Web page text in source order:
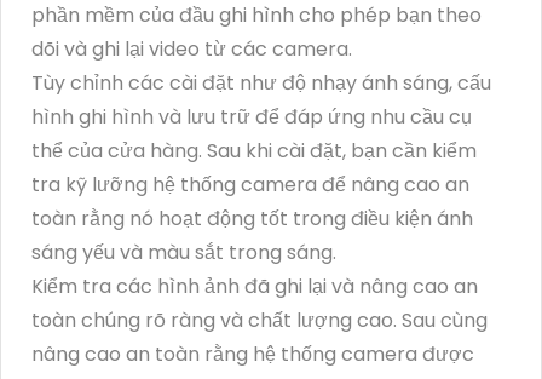
phần mềm của đầu ghi hình cho phép bạn theo
dõi và ghi lại video từ các camera.
Tùy chỉnh các cài đặt như độ nhạy ánh sáng, cấu
hình ghi hình và lưu trữ để đáp ứng nhu cầu cụ
thể của cửa hàng. Sau khi cài đặt, bạn cần kiểm
tra kỹ lưỡng hệ thống camera để nâng cao an
toàn rằng nó hoạt động tốt trong điều kiện ánh
sáng yếu và màu sắt trong sáng.
Kiểm tra các hình ảnh đã ghi lại và nâng cao an
toàn chúng rõ ràng và chất lượng cao. Sau cùng
nâng cao an toàn rằng hệ thống camera được